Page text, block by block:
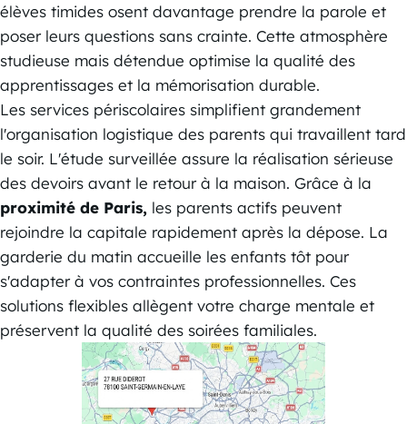
élèves timides osent davantage prendre la parole et
poser leurs questions sans crainte. Cette atmosphère
studieuse mais détendue optimise la qualité des
apprentissages et la mémorisation durable.
Les services périscolaires simplifient grandement
l'organisation logistique des parents qui travaillent tard
le soir. L'étude surveillée assure la réalisation sérieuse
des devoirs avant le retour à la maison. Grâce à la
proximité de Paris, les parents actifs peuvent
rejoindre la capitale rapidement après la dépose. La
garderie du matin accueille les enfants tôt pour
s'adapter à vos contraintes professionnelles. Ces
solutions flexibles allègent votre charge mentale et
préservent la qualité des soirées familiales.